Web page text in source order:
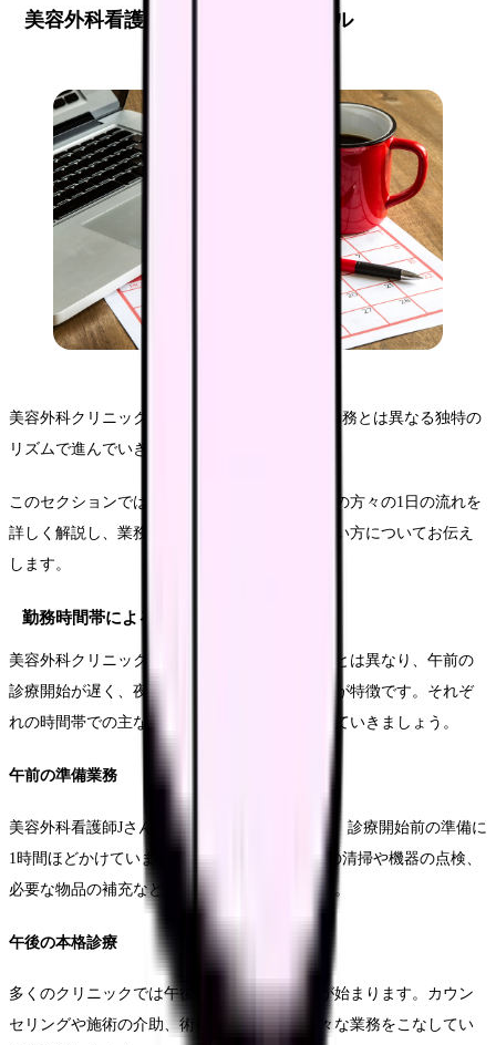
美容外科看護師の1日のスケジュール
美容外科クリニックでの1日は、一般的な病院勤務とは異なる独特の
リズムで進んでいきます。
このセクションでは、実際の現場で働く看護師の方々の1日の流れを
詳しく解説し、業務の特徴や効率的な時間の使い方についてお伝え
します。
勤務時間帯による業務内容
美容外科クリニックの診療時間は一般的な病院とは異なり、午前の
診療開始が遅く、夜遅くまで営業していることが特徴です。それぞ
れの時間帯での主な業務内容について詳しく見ていきましょう。
午前の準備業務
美容外科看護師Jさんは「朝は8時30分に出勤し、診療開始前の準備に
1時間ほどかけています」と話します。施術室の清掃や機器の点検、
必要な物品の補充など、丁寧な準備が重要です。
午後の本格診療
多くのクリニックでは午後から本格的な診療が始まります。カウン
セリングや施術の介助、術後のケアなど、様々な業務をこなしてい